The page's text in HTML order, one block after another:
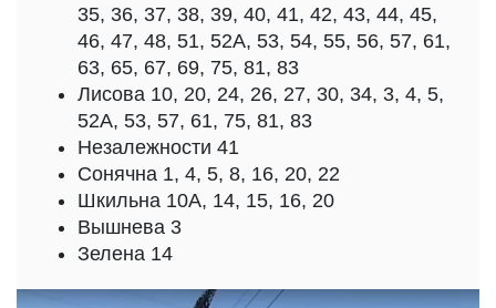
35, 36, 37, 38, 39, 40, 41, 42, 43, 44, 45,
46, 47, 48, 51, 52А, 53, 54, 55, 56, 57, 61,
63, 65, 67, 69, 75, 81, 83
Лисова 10, 20, 24, 26, 27, 30, 34, 3, 4, 5,
52А, 53, 57, 61, 75, 81, 83
Незалежности 41
Сонячна 1, 4, 5, 8, 16, 20, 22
Шкильна 10А, 14, 15, 16, 20
Вышнева 3
Зелена 14